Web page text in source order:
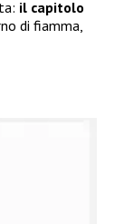
il capitolo
di fiamma,